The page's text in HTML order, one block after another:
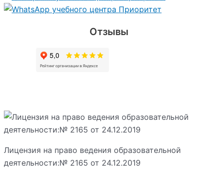
Отзывы
Лицензия на право ведения образовательной
деятельности:№ 2165 от 24.12.2019